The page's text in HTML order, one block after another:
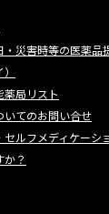
災害時等の医薬品
局リスト
いてのお問い合せ
ルフメディケーシ
？